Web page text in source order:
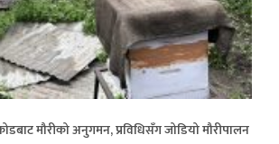
मौरीको अनुगमन, प्रविधिसँग जोडियो मौरीपालन